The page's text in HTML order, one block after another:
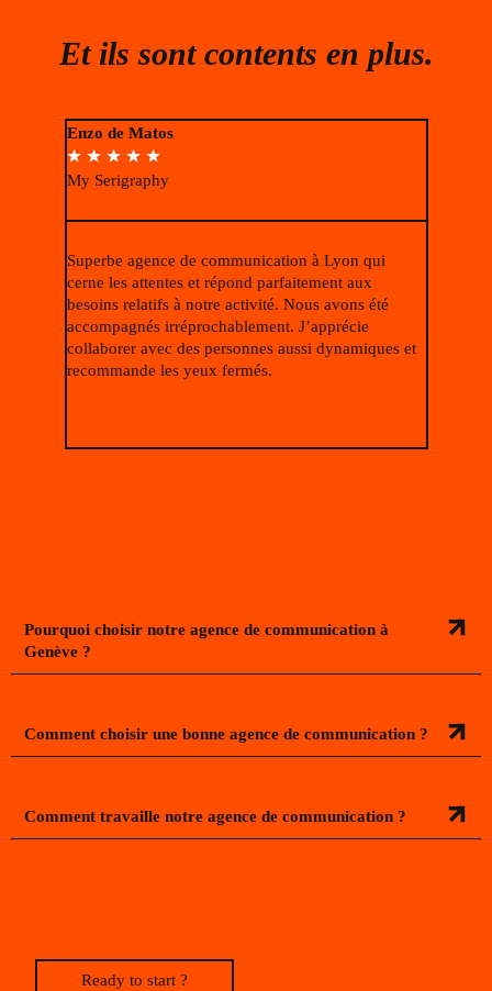
Et ils sont contents en plus.
Enzo de Matos
☆ ☆ ☆ ☆ ☆
My Serigraphy
Superbe agence de communication à Lyon qui
cerne les attentes et répond parfaitement aux
besoins relatifs à notre activité. Nous avons été
accompagnés irréprochablement. J’apprécie
collaborer avec des personnes aussi dynamiques et
recommande les yeux fermés.
Pourquoi choisir notre agence de communication à
Genève ?
Comment choisir une bonne agence de communication ?
Comment travaille notre agence de communication ?
Ready to start ?